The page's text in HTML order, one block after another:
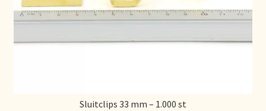
Stock matters
Surtido
Sluitclips 33 mm – 1.000 st